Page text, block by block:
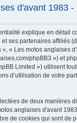
d'avant 1983 -
explique en détail
ses partenaires affiliés
», « Les motos anglaises
phpBB3 ») et
Limited ») utilisent
d’utilisation de votre
de deux manières
anglaises d'avant
de cookies qui sont de